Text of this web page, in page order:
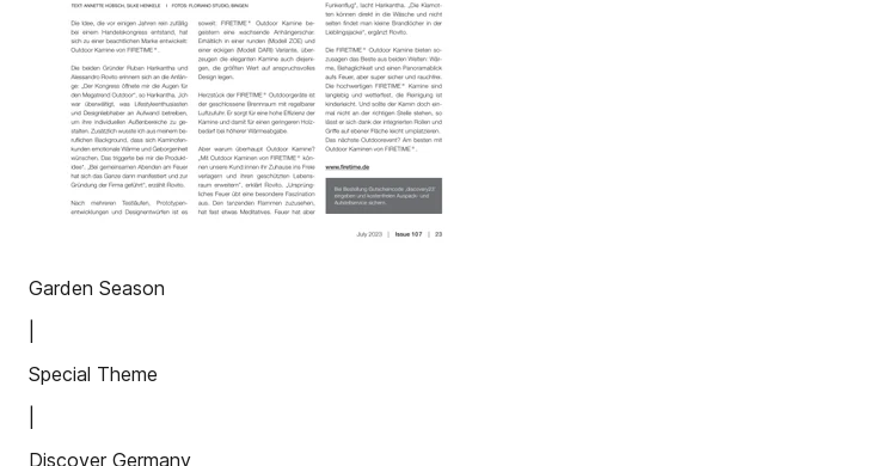
Garden Season
Special Theme
Discover Germany